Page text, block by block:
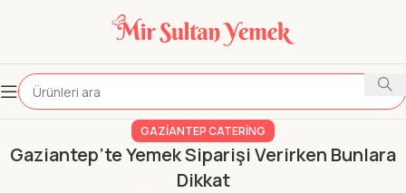
GAZIANTEP CATERING
Gaziantep’te Yemek Siparişi Verirken Bunlara
Dikkat